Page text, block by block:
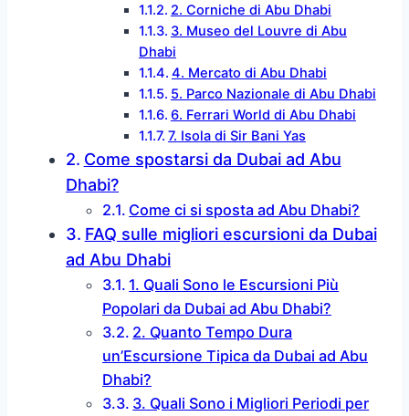
2. Corniche di Abu Dhabi
3. Museo del Louvre di Abu
Dhabi
4. Mercato di Abu Dhabi
5. Parco Nazionale di Abu Dhabi
6. Ferrari World di Abu Dhabi
7. Isola di Sir Bani Yas
Come spostarsi da Dubai ad Abu
Dhabi?
Come ci si sposta ad Abu Dhabi?
FAQ sulle migliori escursioni da Dubai
ad Abu Dhabi
1. Quali Sono le Escursioni Più
Popolari da Dubai ad Abu Dhabi?
2. Quanto Tempo Dura
un’Escursione Tipica da Dubai ad Abu
Dhabi?
3. Quali Sono i Migliori Periodi per